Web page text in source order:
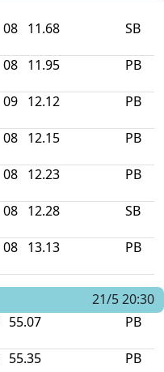
08 11.68 SB
08 11.95 PB
09 12.12 PB
08 12.15 PB
08 12.23 PB
08 12.28 SB
08 13.13 PB
21/5 20:30
55.07 PB
55.35 PB